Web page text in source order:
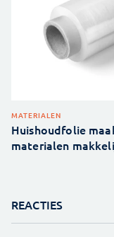
MATERIALEN
Huishoudfolie
materialen
REACTIES